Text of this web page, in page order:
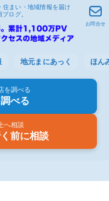
まい・地域情報を届け
ログ。
地元まにあっく ほん
を調べる
べる
へ相談
前に相談
お問合せ